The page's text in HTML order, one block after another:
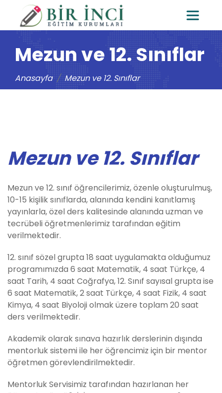
Mezun ve 12. Sınıflar
Anasayfa Mezun ve 12. Sınıflar
Mezun ve 12. Sınıflar
Mezun ve 12. sınıf öğrencilerimiz, özenle oluşturulmuş,
10-15 kişilik sınıflarda, alanında kendini kanıtlamış
yayınlarla, özel ders kalitesinde alanında uzman ve
tecrübeli öğretmenlerimiz tarafından eğitim
verilmektedir.
12. sınıf sözel grupta 18 saat uygulamakta olduğumuz
programımızda 6 saat Matematik, 4 saat Türkçe, 4
saat Tarih, 4 saat Coğrafya, 12. Sınıf sayısal grupta ise
6 saat Matematik, 2 saat Türkçe, 4 saat Fizik, 4 saat
Kimya, 4 saat Biyoloji olmak üzere toplam 20 saat
ders verilmektedir.
Akademik olarak sınava hazırlık derslerinin dışında
mentorluk sistemi ile her öğrencimiz için bir mentor
öğretmen görevlendirilmektedir.
Mentorluk Servisimiz tarafından hazırlanan her